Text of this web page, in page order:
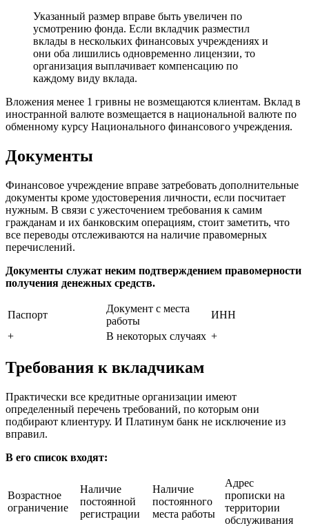
Указанный размер вправе быть увеличен по
усмотрению фонда. Если вкладчик разместил
вклады в нескольких финансовых учреждениях и
они оба лишились одновременно лицензии, то
организация выплачивает компенсацию по
каждому виду вклада.
Вложения менее 1 гривны не возмещаются клиентам. Вклад в
иностранной валюте возмещается в национальной валюте по
обменному курсу Национального финансового учреждения.
Документы
Финансовое учреждение вправе затребовать дополнительные
документы кроме удостоверения личности, если посчитает
нужным. В связи с ужесточением требования к самим
гражданам и их банковским операциям, стоит заметить, что
все переводы отслеживаются на наличие правомерных
перечислений.
Документы служат неким подтверждением правомерности
получения денежных средств.
Паспорт
Документ с места
работы
ИНН
+
В некоторых случаях +
Требования к вкладчикам
Практически все кредитные организации имеют
определенный перечень требований, по которым они
подбирают клиентуру. И Платинум банк не исключение из
вправил.
В его список входят:
Возрастное
ограничение
Наличие
постоянной
регистрации
Наличие
постоянного
места работы
Адрес
прописки на
территории
обслуживания